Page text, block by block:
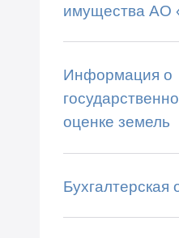
имущества
Информация о
оценке земель
Бухгалтерская